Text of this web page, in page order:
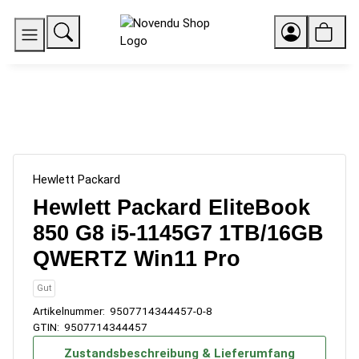
Hewlett Packard
Hewlett Packard EliteBook
850 G8 i5-1145G7 1TB/16GB
QWERTZ Win11 Pro
Gut
Artikelnummer: 9507714344457-0-8
GTIN: 9507714344457
Zustandsbeschreibung & Lieferumfang